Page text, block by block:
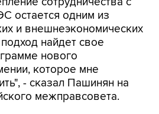
остается одним из
и внешнеэкономических
найдет свое
нового
которое мне
- сказал Пашинян на
межправсовета.